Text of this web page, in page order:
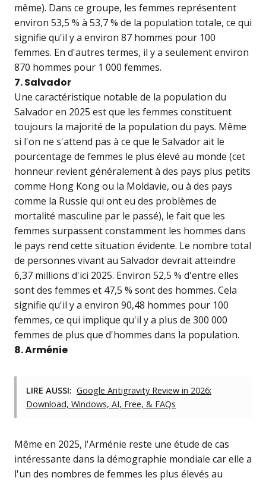
même). Dans ce groupe, les femmes représentent
environ 53,5 % à 53,7 % de la population totale, ce qui
signifie qu'il y a environ 87 hommes pour 100
femmes. En d'autres termes, il y a seulement environ
870 hommes pour 1 000 femmes.
7. Salvador
Une caractéristique notable de la population du
Salvador en 2025 est que les femmes constituent
toujours la majorité de la population du pays. Même
si l'on ne s'attend pas à ce que le Salvador ait le
pourcentage de femmes le plus élevé au monde (cet
honneur revient généralement à des pays plus petits
comme Hong Kong ou la Moldavie, ou à des pays
comme la Russie qui ont eu des problèmes de
mortalité masculine par le passé), le fait que les
femmes surpassent constamment les hommes dans
le pays rend cette situation évidente. Le nombre total
de personnes vivant au Salvador devrait atteindre
6,37 millions d'ici 2025. Environ 52,5 % d'entre elles
sont des femmes et 47,5 % sont des hommes. Cela
signifie qu'il y a environ 90,48 hommes pour 100
femmes, ce qui implique qu'il y a plus de 300 000
femmes de plus que d'hommes dans la population.
8. Arménie
LIRE AUSSI: Google Antigravity Review in 2026:
Download, Windows, AI, Free, & FAQs
Même en 2025, l'Arménie reste une étude de cas
intéressante dans la démographie mondiale car elle a
l'un des nombres de femmes les plus élevés au